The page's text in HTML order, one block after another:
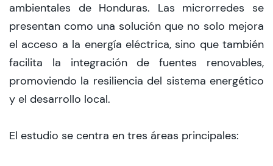
ambientales de Honduras. Las microrredes se
presentan como una solución que no solo mejora
el acceso a la energía eléctrica, sino que también
facilita la integración de fuentes renovables,
promoviendo la resiliencia del sistema energético
y el desarrollo local.
El estudio se centra en tres áreas principales: